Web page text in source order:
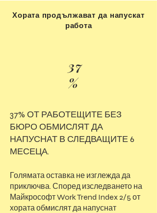
Хората продължават да напускат
работа
37
%
37% ОТ РАБОТЕЩИТЕ БЕЗ
БЮРО ОБМИСЛЯТ ДА
НАПУСНАТ В СЛЕДВАЩИТЕ 6
МЕСЕЦА.
Голямата оставка не изглежда да
приключва. Според изследването на
Майкрософт Work Trend Index 2/5 от
хората обмислят да напуснат